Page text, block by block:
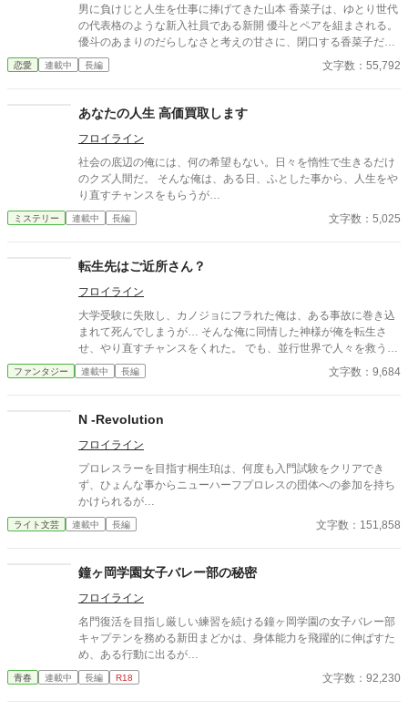
男に負けじと人生を仕事に捧げてきた山本 香菜子は、ゆとり世代
の代表格のような新入社員である新開 優斗とペアを組まされる。
優斗のあまりのだらしなさと考えの甘さに、閉口する香菜子だっ
たが…
恋愛 連載中 長編 文字数：55,792
あなたの人生 高価買取します
フロイライン
社会の底辺の俺には、何の希望もない。日々を惰性で生きるだけ
のクズ人間だ。 そんな俺は、ある日、ふとした事から、人生をや
り直すチャンスをもらうが…
ミステリー 連載中 長編 文字数：5,025
転生先はご近所さん？
フロイライン
大学受験に失敗し、カノジョにフラれた俺は、ある事故に巻き込
まれて死んでしまうが… そんな俺に同情した神様が俺を転生さ
せ、やり直すチャンスをくれた。 でも、並行世界で人々を救うつ
もりだった俺が転生した先は、近所に住む新婚の伊藤さんだっ
た。
ファンタジー 連載中 長編 文字数：9,684
N -Revolution
フロイライン
プロレスラーを目指す桐生珀は、何度も入門試験をクリアでき
ず、ひょんな事からニューハーフプロレスの団体への参加を持ち
かけられるが…
ライト文芸 連載中 長編 文字数：151,858
鐘ヶ岡学園女子バレー部の秘密
フロイライン
名門復活を目指し厳しい練習を続ける鐘ヶ岡学園の女子バレー部
キャプテンを務める新田まどかは、身体能力を飛躍的に伸ばすた
め、ある行動に出るが…
青春 連載中 長編 R18 文字数：92,230